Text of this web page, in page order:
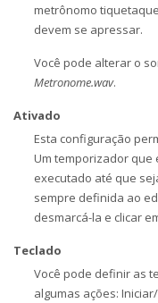
metrônomo
devem se apressar.
Você pode alterar o
Metronome.wav.
Ativado
Esta configuração
Um temporizador
executado até que
sempre definida ao
desmarcá-la e clicar
Teclado
Você pode definir as
algumas ações: